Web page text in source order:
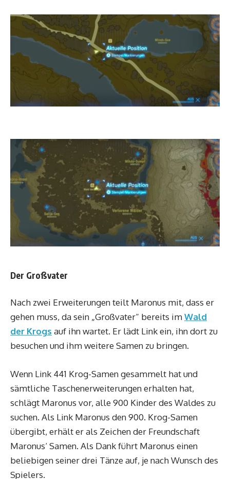
Der Großvater
Nach zwei Erweiterungen teilt Maronus mit, dass er
gehen muss, da sein „Großvater“ bereits imWald
der Krogs auf ihn wartet. Er lädt Link ein, ihn dort zu
besuchen und ihm weitere Samen zu bringen.
Wenn Link 441 Krog-Samen gesammelt hat und
sämtliche Taschenerweiterungen erhalten hat,
schlägt Maronus vor, alle 900 Kinder des Waldes zu
suchen. Als Link Maronus den 900. Krog-Samen
übergibt, erhält er als Zeichen der Freundschaft
Maronus‘ Samen. Als Dank führt Maronus einen
beliebigen seiner drei Tänze auf, je nach Wunsch des
Spielers.